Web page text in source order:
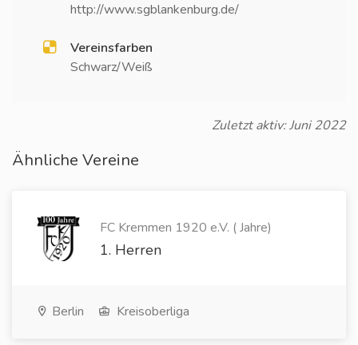
http://www.sgblankenburg.de/
Vereinsfarben
Schwarz/Weiß
Zuletzt aktiv: Juni 2022
Ähnliche Vereine
FC Kremmen 1920 e.V. ( Jahre)
1. Herren
Berlin Kreisoberliga